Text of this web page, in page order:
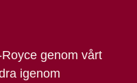
genom vårt
igenom